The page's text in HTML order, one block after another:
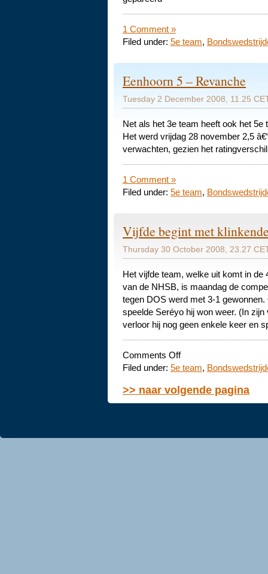
1 Comment »
Filed under: 5e team,
Eenhoorn 5 – Revanche
Tuesday 2 December 2008, 11.25
Net als het 3e team heeft ook het
Het werd vrijdag 28 november 2,5
verwachten, gezien het
1 Comment »
Filed under: 5e team,
Vijfde begint met
Thursday 30 October 2008, 23.27
Het vijfde team, welke uit komt in
van de NHSB, is maandag de
tegen DOS werd met 3-1
speelde Seréyo hij won weer. (In
verloor hij nog geen enkele keer en
Comments Offon
Vijfde
met
klinkende
Filed under: 5e team,
>> naar volgende pagina